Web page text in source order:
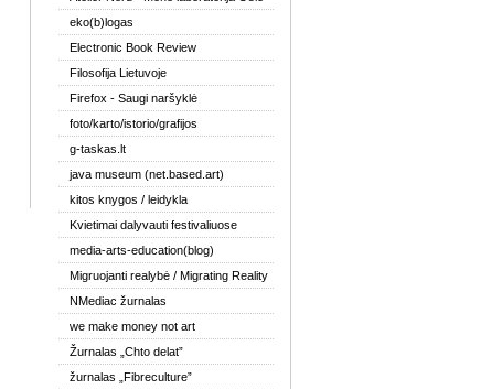
eko(b)logas
Electronic Book Review
Filosofija Lietuvoje
Firefox - Saugi naršyklė
foto/karto/istorio/grafijos
g-taskas.lt
java museum (net.based.art)
kitos knygos / leidykla
Kvietimai dalyvauti festivaliuose
media-arts-education(blog)
Migruojanti realybė / Migrating Reality
NMediac žurnalas
we make money not art
Žurnalas „Chto delat”
žurnalas „Fibreculture”